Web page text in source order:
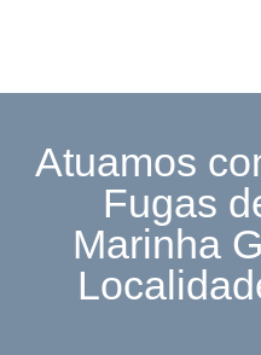
Atuamos
Fugas
Marinha